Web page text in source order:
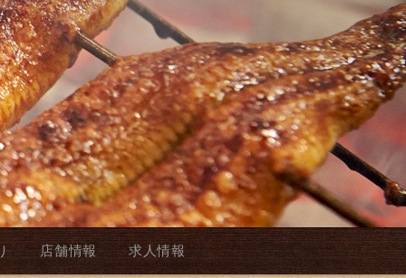
店舗情報 求人情報